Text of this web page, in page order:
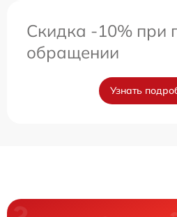
Скидка -10% при
обращении
Узнать